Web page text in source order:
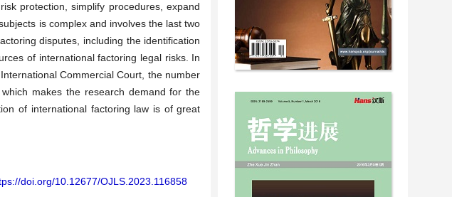
protection, simplify procedures, expand
is complex and involves the last two
disputes, including the identification
of international factoring legal risks. In
Commercial Court, the number
makes the research demand for the
of international factoring law is of great
doi.org/10.12677/OJLS.2023.116858